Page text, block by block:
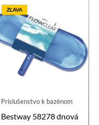
ZĽAVA
Príslušenstvo k bazénom
Bestway 58278 dnová